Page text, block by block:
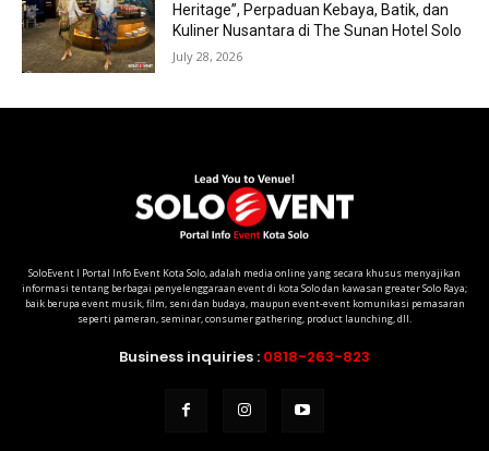
Heritage”, Perpaduan Kebaya, Batik, dan
Kuliner Nusantara di The Sunan Hotel Solo
July 28, 2026
SoloEvent I Portal Info Event Kota Solo, adalah media online yang secara khusus menyajikan
informasi tentang berbagai penyelenggaraan event di kota Solo dan kawasan greater Solo Raya;
baik berupa event musik, film, seni dan budaya, maupun event-event komunikasi pemasaran
seperti pameran, seminar, consumer gathering, product launching, dll.
Business inquiries : 0818-263-823